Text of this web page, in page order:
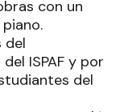
con un
del
ISPAF y por
del